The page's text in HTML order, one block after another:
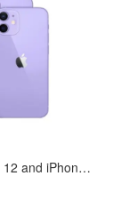
Apple iPhone 12 and iPhone 12 mini 紫色